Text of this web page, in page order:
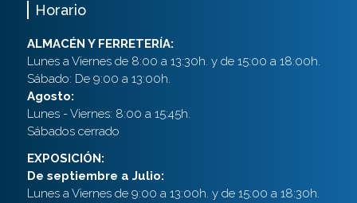
Horario
ALMACÉN Y FERRETERÍA:
Lunes a Viernes de 8:00 a 13:30h. y de 15:00 a 18:00h.
Sábado: De 9:00 a 13:00h.
Agosto:
Lunes - Viernes: 8:00 a 15:45h.
Sábados cerrado
EXPOSICIÓN:
De septiembre a Julio:
Lunes a Viernes de 9:00 a 13:00h. y de 15:00 a 18:30h.